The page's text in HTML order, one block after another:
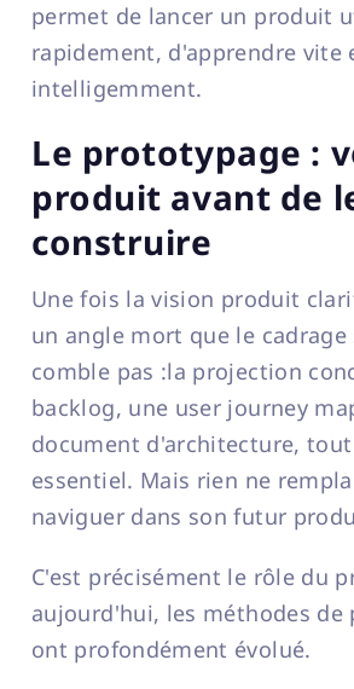
permet de lancer un produit
rapidement, d'apprendre vite
intelligemment.
Le prototypage :
produit avant de
construire
Une fois la vision produit
un angle mort que le cadrage
comble pas :la projection
backlog, une user journey
document d'architecture,
essentiel. Mais rien ne
naviguer dans son futur
C'est précisément le rôle du
aujourd'hui, les méthodes de
ont profondément évolué.